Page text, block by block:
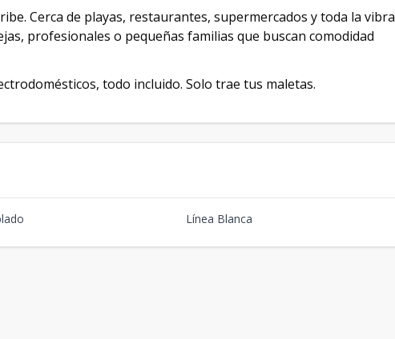
Cerca de playas, restaurantes, supermercados y toda la vibra
profesionales o pequeñas familias que buscan comodidad
todo incluido. Solo trae tus maletas.
Línea Blanca